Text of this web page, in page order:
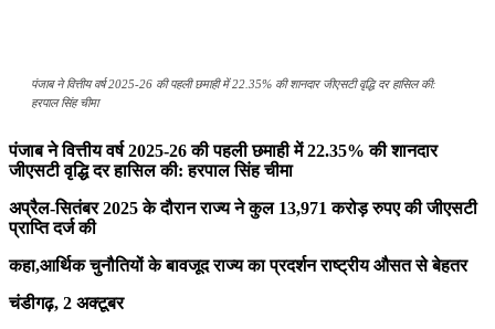
पंजाब ने वित्तीय वर्ष 2025-26 की पहली छमाही में 22.35% की शानदार जीएसटी वृद्धि दर हासिल की:
हरपाल सिंह चीमा
पंजाब ने वित्तीय वर्ष 2025-26 की पहली छमाही में 22.35% की शानदार
जीएसटी वृद्धि दर हासिल की: हरपाल सिंह चीमा
अप्रैल-सितंबर 2025 के दौरान राज्य ने कुल 13,971 करोड़ रुपए की जीएसटी
प्राप्ति दर्ज की
कहा,आर्थिक चुनौतियों के बावजूद राज्य का प्रदर्शन राष्ट्रीय औसत से बेहतर
चंडीगढ़, 2 अक्टूबर